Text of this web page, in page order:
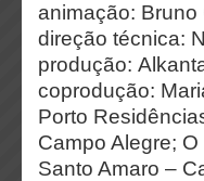
animação: Bruno
direção técnica:
produção:
coprodução:
Porto
Campo Alegre;
Santo Amaro –